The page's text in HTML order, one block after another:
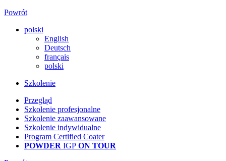
Powrót
polski
English
Deutsch
français
polski
Szkolenie
Przegląd
Szkolenie profesjonalne
Szkolenie zaawansowane
Szkolenie indywidualne
Program Certified Coater
POWDER IGP ON TOUR